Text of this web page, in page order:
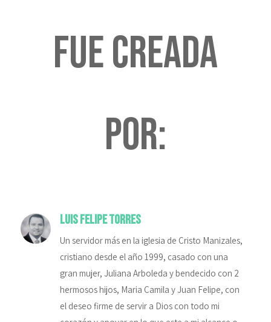
fue creada
por:
Luis Felipe Torres
Un servidor más en la iglesia de Cristo Manizales,
cristiano desde el año 1999, casado con una
gran mujer, Juliana Arboleda y bendecido con 2
hermosos hijos, Maria Camila y Juan Felipe, con
el deseo firme de servir a Dios con todo mi